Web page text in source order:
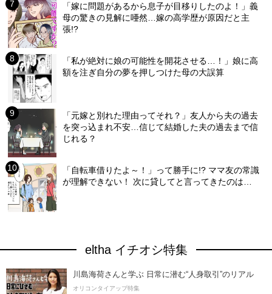
「嫁に問題があるから息子が目移りしたのよ！」義
母の驚きの見解に唖然…嫁の高学歴が原因だと主
張!?
「私が絶対に娘の可能性を開花させる…！」娘に高
額を注ぎ自分の夢を押しつけた母の大誤算
「元嫁と別れた理由ってそれ？」友人から夫の過去
を突っ込まれ不安…信じて結婚した夫の過去まで信
じれる？
「自転車借りたよ～！」って勝手に!? ママ友の常識
が理解できない！ 次に貸してと言ってきたのは…
eltha イチオシ特集
川島海荷さんと学ぶ 日常に潜む“人身取引”のリアル
オリコンタイアップ特集